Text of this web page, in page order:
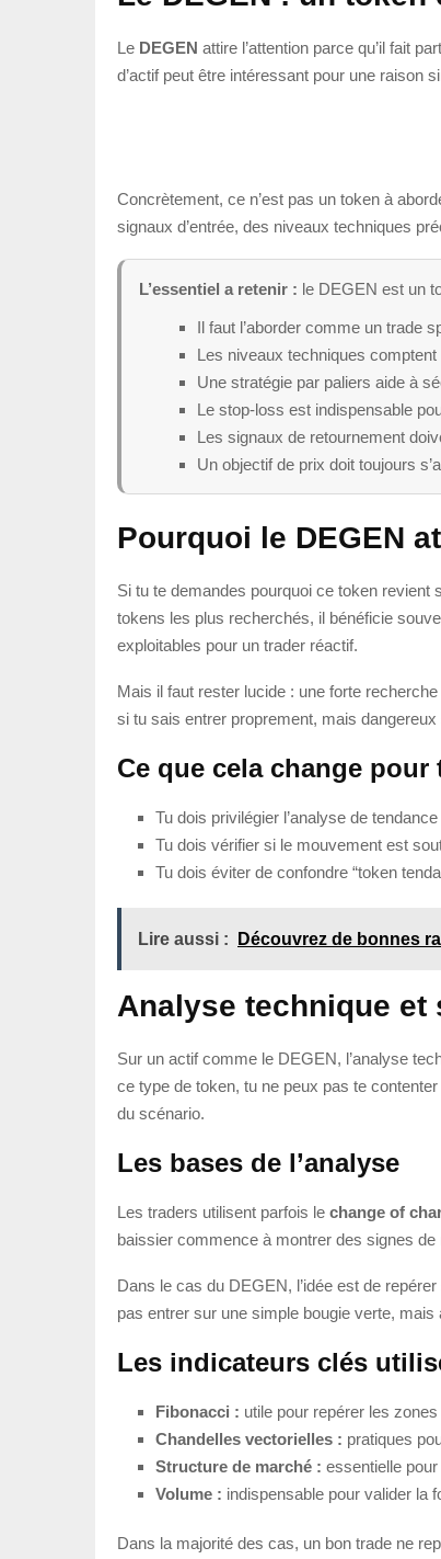
Le DEGEN attire l’attention parce qu’il fait
d’actif peut être intéressant pour une raison
Concrètement, ce n’est pas un token à
signaux d’entrée, des niveaux techniques
L’essentiel a retenir : le DEGEN est un
Il faut l’aborder comme un trade
Les niveaux techniques comptent
Une stratégie par paliers aide à
Le stop-loss est indispensable
Les signaux de retournement
Un objectif de prix doit toujours
Pourquoi le DEGEN
Si tu te demandes pourquoi ce token
tokens les plus recherchés, il bénéficie
exploitables pour un trader réactif.
Mais il faut rester lucide : une forte
si tu sais entrer proprement, mais
Ce que cela change pour
Tu dois privilégier l’analyse de
Tu dois vérifier si le mouvement est
Tu dois éviter de confondre “token
Lire aussi : Découvrez de bonnes
Analyse technique et
Sur un actif comme le DEGEN, l’analyse
ce type de token, tu ne peux pas te
du scénario.
Les bases de l’analyse
Les traders utilisent parfois le change of
baissier commence à montrer des signes de
Dans le cas du DEGEN, l’idée est de
pas entrer sur une simple bougie verte,
Les indicateurs clés
Fibonacci : utile pour repérer les
Chandelles vectorielles : pratiques
Structure de marché : essentielle
Volume : indispensable pour valider la
Dans la majorité des cas, un bon trade ne